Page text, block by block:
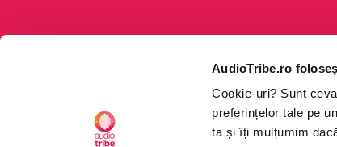
AudioTribe.ro
Cookie-uri? Sunt
preferințelor tale pe
ta și îți mulțumim